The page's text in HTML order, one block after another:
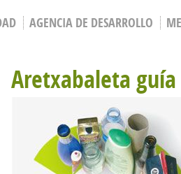
AGENCIA DE DESARROLLO
Aretxabaleta guía